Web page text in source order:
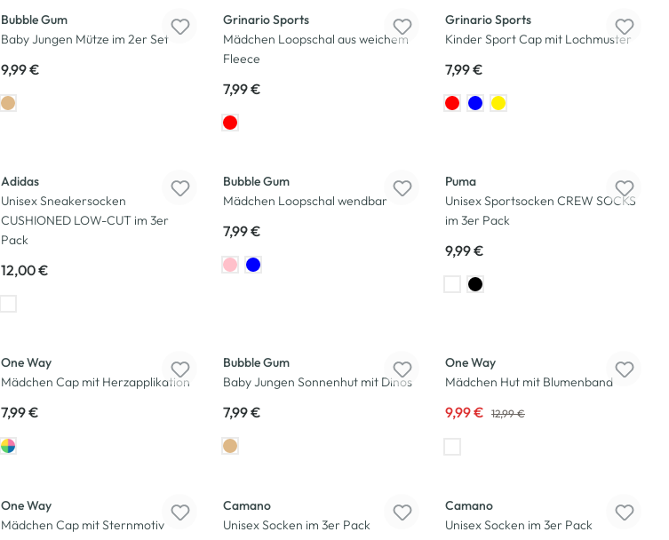
Bubble Gum
Baby Jungen Mütze im 2er Set
9,99 €
Grinario Sports
Mädchen Loopschal aus weichem
Fleece
7,99 €
Grinario Sports
Kinder Sport Cap mit Lochmuster
7,99 €
Adidas
Unisex Sneakersocken
CUSHIONED LOW-CUT im 3er
Pack
12,00 €
Bubble Gum
Mädchen Loopschal wendbar
7,99 €
Puma
Unisex Sportsocken CREW SOCKS
im 3er Pack
9,99 €
One Way
Mädchen Cap mit Herzapplikation
7,99 €
Bubble Gum
Baby Jungen Sonnenhut mit Dinos
7,99 €
One Way
Mädchen Hut mit Blumenband
9,99 € 12,99 €
One Way
Mädchen Cap mit Sternmotiv
Camano
Unisex Socken im 3er Pack
Camano
Unisex Socken im 3er Pack